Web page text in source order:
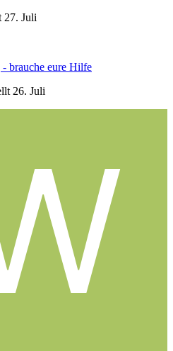
27. Juli
brauche eure Hilfe
26. Juli